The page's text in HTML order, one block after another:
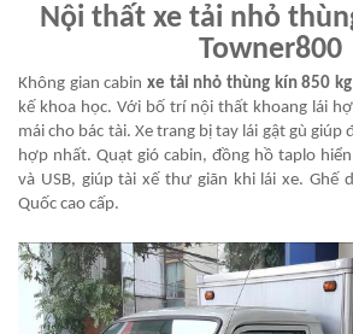
Nội thất xe tải nhỏ
Towner800
Không gian cabin xe tải nhỏ thùng kín 850
kế khoa học. Với bố trí nội thất khoang lái
mái cho bác tài. Xe trang bị tay lái gật gù giúp
hợp nhất. Quạt gió cabin, đồng hồ taplo
và USB, giúp tài xế thư giãn khi lái xe. Ghế
Quốc cao cấp.